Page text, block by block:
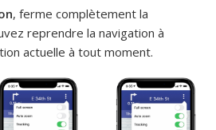
, ferme complètement la
reprendre la navigation à
actuelle à tout moment.